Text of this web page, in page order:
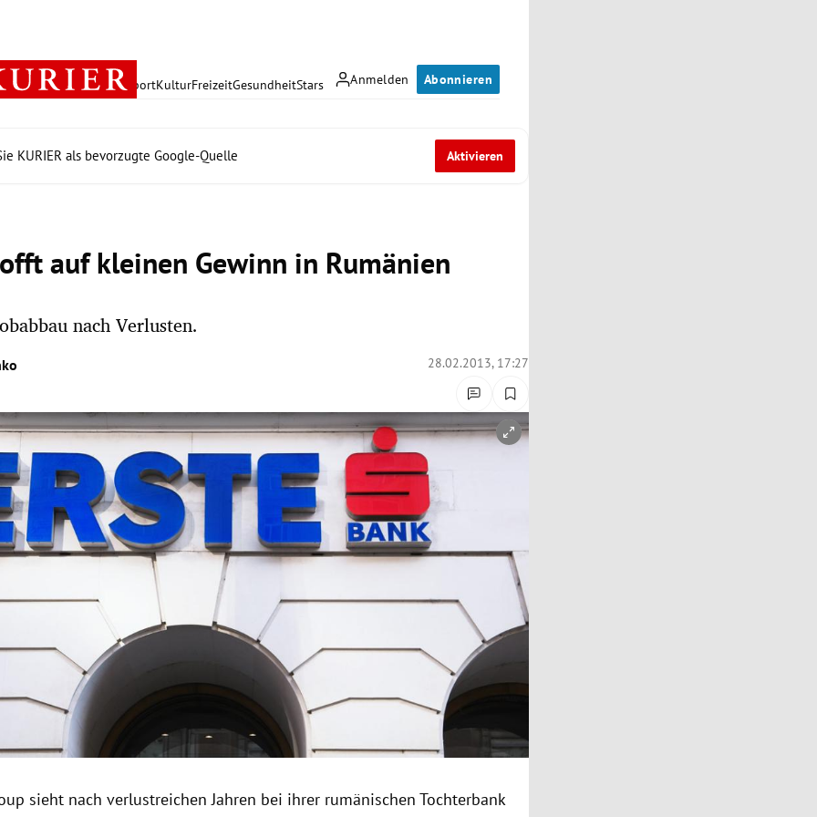
Anmelden Abonnieren
PolitikWirtschaft SportKulturFreizeitGesundheitStars
KURIER als bevorzugte Google-Quelle Aktivieren
auf kleinen Gewinn in Rumänien
nach Verlusten.
28.02.2013, 17:27
öffnen/schließen
sieht nach verlustreichen Jahren bei ihrer rumänischenTochterbank